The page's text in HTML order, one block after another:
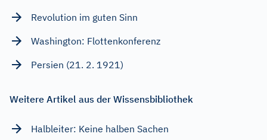
Revolution im guten Sinn
Washington: Flottenkonferenz
Persien (21. 2. 1921)
Weitere Artikel aus der Wissensbibliothek
Halbleiter: Keine halben Sachen